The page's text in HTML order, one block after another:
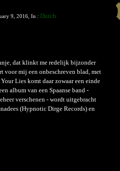
9, 2016, In : Dutch
dat klinkt me redelijk bijzonder
voor mij een onbeschreven blad, met
Lies komt daar zowaar een einde
album van een Spaanse band -
verschenen - wordt uitgebracht
(Hypnotic Dirge Records) en